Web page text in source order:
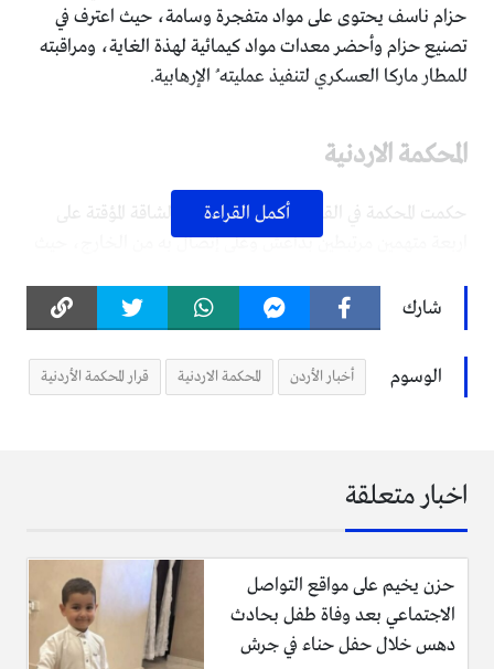
حزام ناسف يحتوى على مواد متفجرة وسامة، حيث اعترف في
تصنيع حزام وأحضر معدات مواد كيمائية لهذة الغاية، ومراقبته
للمطار ماركا العسكري لتنفيذ عمليته ُ الإرهابية.
المحكمة الاردنية
حكمت المحكمة في القضية الثالثة بالأشغال الشاقة المؤقتة على
اربعة متهمين مرتبطين بداعش وعلى إتصال به من الخارج، حيث
جنود اردنيين، وتصوير العملية للقيام ببثها من خلال التنظيم،
كما قضت المحكمة بالأشغال الشاقة على ثلاثة اشخاص من
المؤيدين لتنظيم داعش، خططوا لتنفيذ أعمال إرهابية على الساحة
الأردنية، قد تضمنت استهداف أي طائرة اجنبية تهبط من مطار
الضفة الغربية.
(عربية SKY NEWS )
أكمل القراءة
شارك
الوسوم أخبار الأردن المحكمة الاردنية قرار المحكمة الأردنية
اخبار متعلقة
حزن يخيم على مواقع التواصل
الاجتماعي بعد وفاة طفل بحادث
دهس خلال حفل حناء في جرش